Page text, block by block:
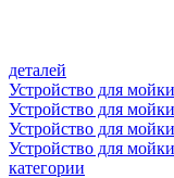
деталей
Устройство для
Устройство для
Устройство для
Устройство для
категории